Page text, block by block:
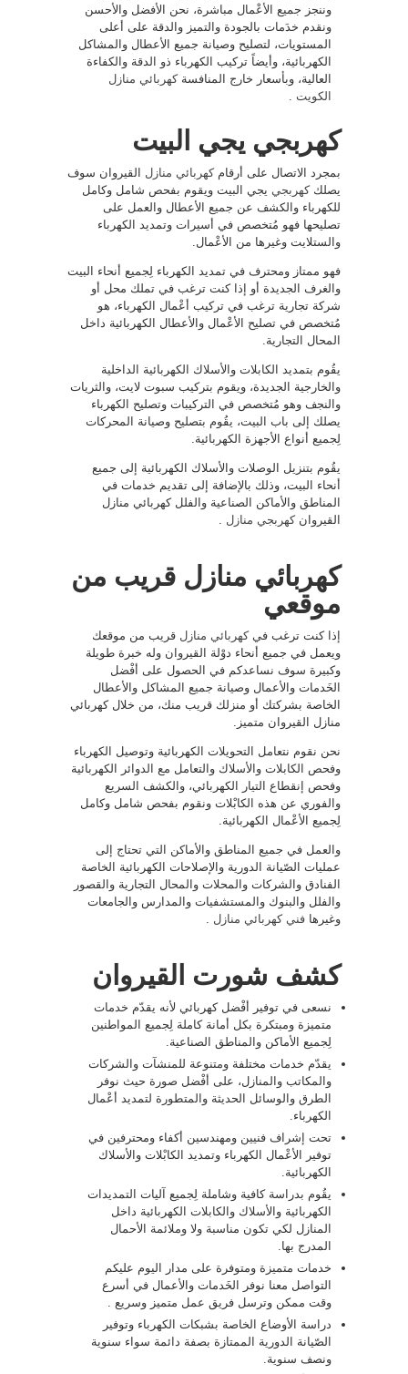
وننجز جميع الأعْمال مباشرة، نحن الأفضل والأحسن
ونقدم خدَمات بالجودة والتميز والدقة على أعلى
المستويات، لتصليح وصيانة جميع الأعطال والمشاكل
الكهربائية، وأيضاً تركيب الكهرباء ذو الدقة والكفاءة
العالية، وبأسعار خارج المنافسةكهربائي منازل
الكويت
كهربجي يجي البيت
بمجرد الاتصال على أرقامكهربائي منازل القيروان سوف
يصلككهربجي يجي البيت ويقوم بفحص شامل وكامل
للكهرباء والكشف عن جميع الأعطال والعمل على
تصليحها فهو مُتخصص في أسيرات وتمديد الكهرباء
والستلايت وغيرها من الأعْمال.
فهو ممتاز ومحترف في تمديد الكهرباء لِجميع أنحاء البيت
والغرف الجديدة أو إذا كنت ترغب في تملك محل أو
شركة تجارية ترغب في تركيب أعْمال الكهرباء، هو
مُتخصص في تصليح الأعْمال والأعطال الكهربائية داخل
المحال التجارية.
يقُوم بتمديد الكابلات والأسلاك الكهربائية الداخلية
والخارجية الجديدة، ويقوم بتركيب سبوت لايت، والثريات
والنجف وهو مُتخصص في التركيبات وتصليح الكهرباء
يصلك إلى باب البيت، يقُوم بتصليح وصيانة المحركات
لِجميع أنواع الأجهزة الكهربائية.
يقُوم بتنزيل الوصلات والأسلاك الكهربائية إلى جميع
أنحاء البيت، وذلك بالإضافة إلى تقديم خدمات في
المناطق والأماكن الصناعية والفلل كهربائي منازل
القيروانكهربجي منازل
كهربائي منازل قريب من
موقعي
إذا كنت ترغب فيكهربائي منازل قريب من موقعك
ويعمل في جميع أنحاء دوْلة القيروان وله خبرة طويلة
وكبيرة سوف نساعدكم في الحصول على أفْضل
الخَدمات والأعمال وصيانة جميع المشاكل والأعطال
الخاصة بشركتك أو منزلك قريب منك، من خلال كهربائي
منازل القيروان متميز.
نحن نقوم نتعامل التحويلات الكهربائية وتوصيل الكهرباء
وفحص الكابلات والأسلاك والتعامل مع الدوائر الكهربائية
وفحص إنقطاع التيار الكهربائي، والكشف السريع
والفوري عن هذه الكابْلات ونقوم بفحص شامل وكامل
لِجميع الأعْمال الكهربائية.
والعمل في جميع المناطق والأماكن التي تحتاج إلى
عمليات الصّيانة الدورية والإصلاحات الكهربائية الخاصة
الفنادق والشركات والمحلات والمحال التجارية والقصور
والفلل والبنوك والمستشفيات والمدارس والجامعات
وغيرها فني كهربائي منازل
كشف شورت القيروان
نسعى في توفير أفْضل كهربائي لأنه يقدّم خدمات
متميزة ومبتكرة بكل أمانة كاملة لِجميع المواطنين
لِجميع الأماكن والمناطق الصناعية.
يقدّم خدمات مختلفة ومتنوعة للمنشآت والشركات
والمكاتب والمنازل، على أفْضل صورة حيث نوفر
الطرق والوسائل الحديثة والمتطورة لتمديد أعْمال
الكهرباء.
تحت إشراف فنيين ومهندسين أكفاء ومحترفين في
توفير الأعْمال الكهرباء وتمديد الكابْلات والأسلاك
الكهربائية.
يقُوم بدراسة كافية وشاملة لِجميع آليات التمديدات
الكهربائية والأسلاك والكابلات الكهربائية داخل
المنازل لكي تكون مناسبة ولا وملائمة الأحمال
المدرج بها.
خدمات متميزة ومتوفرة على مدار اليوم عليكم
التواصل معنا نوفر الخَدمات والأعمال في أسرع
وقت ممكن وترسل فريق عمل متميز وسريع .
دراسة الأوضاع الخاصة بشبكات الكهرباء وتوفير
الصّيانة الدورية الممتازة بصفة دائمة سواء سنوية
ونصف سنوية.